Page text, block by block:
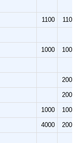
1100 1100
1000 1000
2000
2000
1000 1000
4000 2000